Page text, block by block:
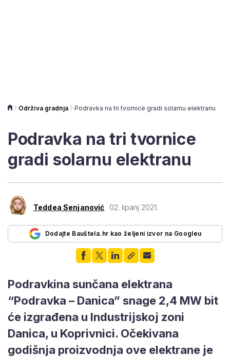
Održiva gradnja Podravka na tri tvornice gradi solarnu elektranu
Podravka na tri tvornice
gradi solarnu elektranu
Teddea Senjanović 02. lipanj 2021.
Dodajte Bauštela.hr kao željeni izvor na Googleu
Podravkina sunčana elektrana
“Podravka – Danica” snage 2,4 MW bit
će izgrađena u Industrijskoj zoni
Danica, u Koprivnici. Očekivana
godišnja proizvodnja ove elektrane je